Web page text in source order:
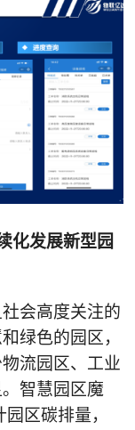
化发展新型园
会高度关注的
绿色的园区，
流园区、工业
智慧园区魔
区碳排量，